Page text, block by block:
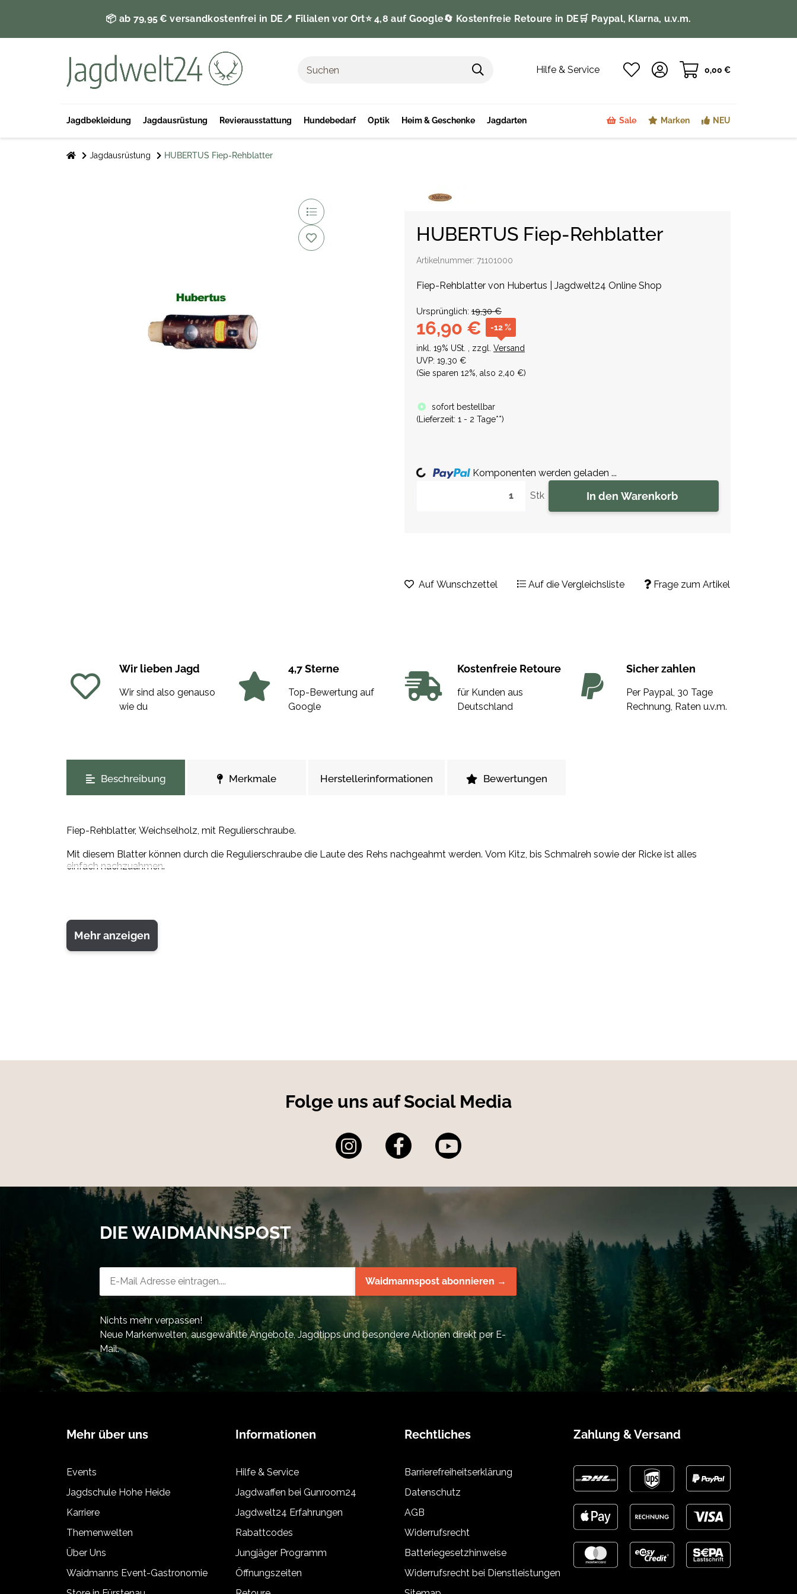
📦 ab 79,95 € versandkostenfrei in DE 📍 Filialen vor Ort⭐️ 4,8 auf Google🔄 Kostenfreie Retoure in DE 🛒 Paypal, Klarna, u.v.m.
Hilfe & Service 0,00 €
Jagdbekleidung Jagdausrüstung Revierausstattung Hundebedarf Optik Heim & Geschenke Jagdarten Sale Marken NEU
Jagdausrüstung HUBERTUS Fiep-Rehblatter
HUBERTUS Fiep-Rehblatter
Artikelnummer: 71101000
Fiep-Rehblatter von Hubertus | Jagdwelt24 Online Shop
Ursprünglich: 19,30 €
16,90 € -12 %
inkl. 19% USt. , zzgl. Versand
UVP: 19,30 €
(Sie sparen 12% , also 2,40 €)
sofort bestellbar
( Lieferzeit: 1 - 2 Tage**)
Stk In den Warenkorb
Loading... Komponenten werden geladen ...
Frage zum Artikel
Auf Wunschzettel Auf die Vergleichsliste
Wir lieben Jagd
Wir sind also genauso
wie du
4,7 Sterne
Top-Bewertung auf
Google
Kostenfreie Retoure
für Kunden aus
Deutschland
Sicher zahlen
Per Paypal, 30 Tage
Rechnung, Raten u.v.m.
Beschreibung Merkmale Herstellerinformationen Bewertungen
Fiep-Rehblatter, Weichselholz, mit Regulierschraube.
Mit diesem Blatter können durch die Regulierschraube die Laute des Rehs nachgeahmt werden. Vom Kitz, bis Schmalreh sowie der Ricke ist alles
einfach nachzuahmen.
Mehr anzeigen
Folge uns auf Social Media
DIE WAIDMANNSPOST
Waidmannspost abonnieren →
Nichts mehr verpassen!
Neue Markenwelten, ausgewählte Angebote, Jagdtipps und besondere Aktionen direkt per E-
Mail.
Mehr über uns
Events
Jagdschule Hohe Heide
Karriere
Themenwelten
Über Uns
Waidmanns Event-Gastronomie
Informationen
Hilfe & Service
Jagdwaffen bei Gunroom24
Jagdwelt24 Erfahrungen
Rabattcodes
Jungjäger Programm
Öffnungszeiten
Rechtliches
Barrierefreiheitserklärung
Datenschutz
AGB
Widerrufsrecht
Batteriegesetzhinweise
Widerrufsrecht bei Dienstleistungen
Zahlung & Versand